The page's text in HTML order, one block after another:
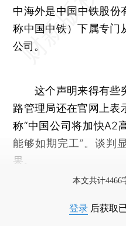
中海外是中国中铁股份
称中国中铁）下属专门
公司。
这个声明来得有些
路管理局还在官网上表
称“中国公司将加快A2
能够如期完工”。谈判
果。
本文共计4466
登录 后获取